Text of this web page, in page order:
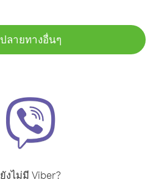
ปลายทางอื่นๆ
ยังไม่มี Viber?